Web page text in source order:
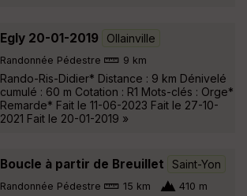
Egly 20-01-2019 Ollainville
Randonnée Pédestre 9 km
Rando-Ris-Didier* Distance : 9 km Dénivelé
cumulé : 60 m Cotation : R1 Mots-clés : Orge*
Remarde* Fait le 11-06-2023 Fait le 27-10-
2021 Fait le 20-01-2019 »
Boucle à partir de Breuillet Saint-Yon
Randonnée Pédestre 15 km 410 m